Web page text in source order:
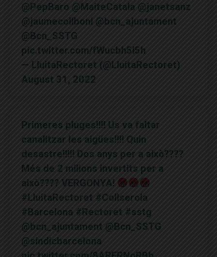
@PepBaro @MaiteCatala @janetsanz
@jaumecollboni @bcn_ajuntament
@Bcn_SSTG
pic.twitter.com/fWucbh5l5h
— LluitaRectoret (@LluitaRectoret)
August 31, 2022
Primeres pluges!!!! Us va faltar
canalitzar les aigües!!!! Quin
desastre!!!!! Dos anys per a això????
Més de 2 milions invertits per a
això???? VERGONYA!
#LluitaRectoret #Collserola
#Barcelona #Rectoret #sstg
@bcn_ajuntament @Bcn_SSTG
@sindicbarcelona